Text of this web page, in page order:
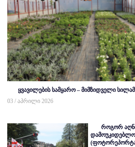
ყვავილების სამყარო – მიმზიდველი
03 / აპრილი 2026
როგორ